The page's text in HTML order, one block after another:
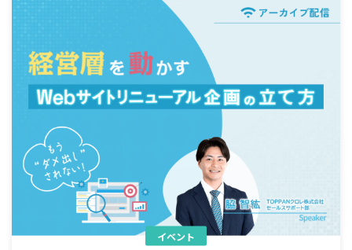
イベント